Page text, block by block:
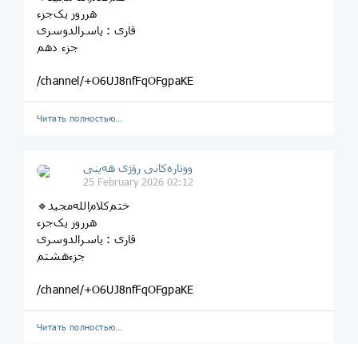
هرروز یک‌جزء
قاری‌ : یاسرالدوسری
جزء‌‌ دهم
/channel/+O6UJ8nfFqOFgpaKE
Читать полностью…
ووتارەکانی رۆژی ھەینی
25 February 2026 02:12
هرروز یک‌جزء
قاری‌ : یاسرالدوسری
جزء‌‌هشتم
/channel/+O6UJ8nfFqOFgpaKE
Читать полностью…